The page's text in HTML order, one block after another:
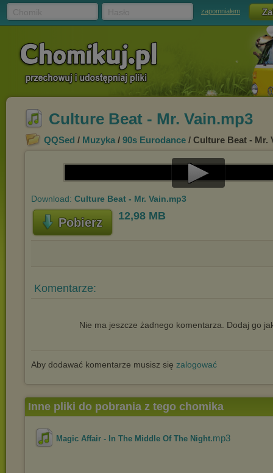
zapomniałem
Culture Beat - Mr. Vain.mp3
QQSed / Muzyka / 90s Eurodance / Culture Beat - Mr.
Play
Download: Culture Beat - Mr. Vain.mp3
Pobierz 12,98 MB
Komentarze:
Nie ma jeszcze żadnego komentarza. Dodaj go
Aby dodawać komentarze musisz się zalogować
Inne pliki do pobrania z tego chomika
Magic Affair - In The Middle Of The Night.mp3